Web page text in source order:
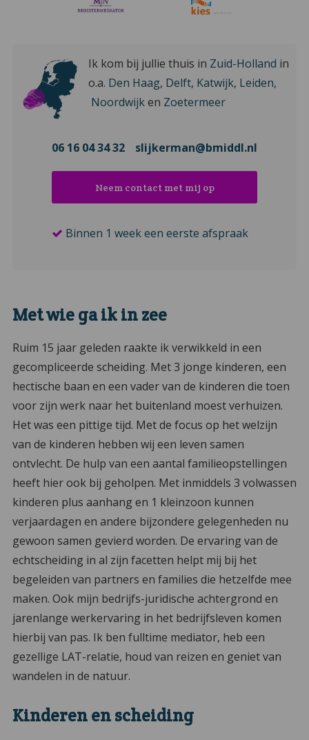
Ik kom bij jullie thuis in Zuid-Holland in
o.a. Den Haag, Delft, Katwijk, Leiden,
Noordwijken Zoetermeer
06 16 04 34 32 slijkerman@bmiddl.nl
Neem contact met mij op
Binnen 1 week een eerste afspraak
Met wie ga ik in zee
Ruim 15 jaar geleden raakte ik verwikkeld in een
gecompliceerde scheiding. Met 3 jonge kinderen, een
hectische baan en een vader van de kinderen die toen
voor zijn werk naar het buitenland moest verhuizen.
Het was een pittige tijd. Met de focus op het welzijn
van de kinderen hebben wij een leven samen
ontvlecht. De hulp van een aantal familieopstellingen
heeft hier ook bij geholpen. Met inmiddels 3 volwassen
kinderen plus aanhang en 1 kleinzoon kunnen
verjaardagen en andere bijzondere gelegenheden nu
gewoon samen gevierd worden. De ervaring van de
echtscheiding in al zijn facetten helpt mij bij het
begeleiden van partners en families die hetzelfde mee
maken. Ook mijn bedrijfs-juridische achtergrond en
jarenlange werkervaring in het bedrijfsleven komen
hierbij van pas. Ik ben fulltime mediator, heb een
gezellige LAT-relatie, houd van reizen en geniet van
wandelen in de natuur.
Kinderen en scheiding